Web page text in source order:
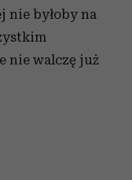
nie byłoby na
nie walczę już